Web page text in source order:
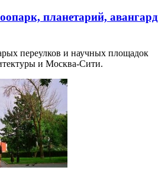
планетарий, авангард
переулков и научных площадок
и Москва-Сити.